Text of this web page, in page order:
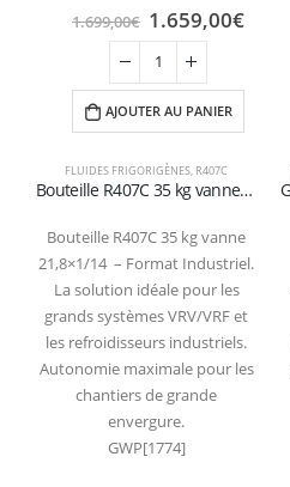
FLUIDES FRIGORIGÈNES, R407C
Bouteille R407C 35 kg vanne 21,8×1/14 – Format Industriel.
Bouteille R407C 35 kg vanne
21,8×1/14 – Format Industriel.
La solution idéale pour les
grands systèmes VRV/VRF et
les refroidisseurs industriels.
Autonomie maximale pour les
chantiers de grande
envergure.
GWP[1774]
1.699,00€ 1.659,00€
AJOUTER AU PANIER